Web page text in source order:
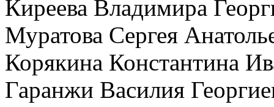
Киреева Владимира
Муратова Сергея
Корякина Константина
Гаранжи Василия